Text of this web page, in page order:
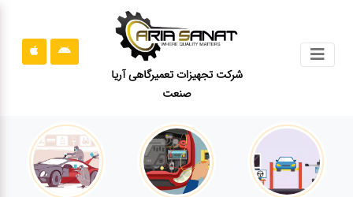
شرکت تجهیزات تعمیرگاهی آریا
صنعت
قوانین
سایت
ارتباط